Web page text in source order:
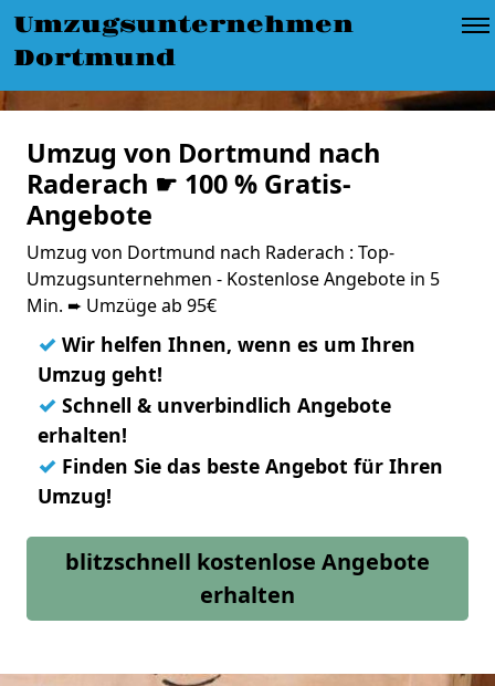
Umzugsunternehmen
Dortmund
Umzug von Dortmund nach
Raderach ☛ 100 % Gratis-
Angebote
Umzug von Dortmund nach Raderach : Top-
Umzugsunternehmen - Kostenlose Angebote in 5
Min. ➨ Umzüge ab 95€
✓ Wir helfen Ihnen, wenn es um Ihren
Umzug geht!
✓ Schnell & unverbindlich Angebote
erhalten!
✓ Finden Sie das beste Angebot für Ihren
Umzug!
blitzschnell kostenlose Angebote
erhalten